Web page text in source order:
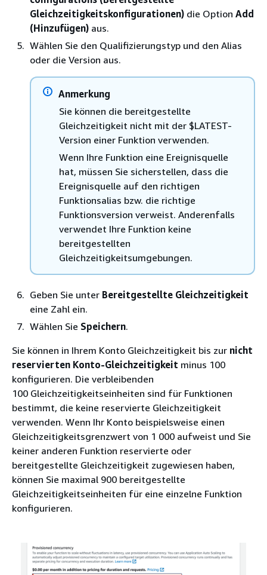
Gleichzeitigkeitskonfigurationen) die Option Add
(Hinzufügen) aus.
Wählen Sie den Qualifizierungstyp und den Alias
oder die Version aus.
Anmerkung
Sie können die bereitgestellte
Gleichzeitigkeit nicht mit der $LATEST-
Version einer Funktion verwenden.
Wenn Ihre Funktion eine Ereignisquelle
hat, müssen Sie sicherstellen, dass die
Ereignisquelle auf den richtigen
Funktionsalias bzw. die richtige
Funktionsversion verweist. Anderenfalls
verwendet Ihre Funktion keine
bereitgestellten
Gleichzeitigkeitsumgebungen.
Geben Sie unter Bereitgestellte Gleichzeitigkeit
eine Zahl ein.
Wählen Sie Speichern.
Sie können in Ihrem Konto Gleichzeitigkeit bis zur nicht
reservierten Konto-Gleichzeitigkeit minus 100
konfigurieren. Die verbleibenden
100 Gleichzeitigkeitseinheiten sind für Funktionen
bestimmt, die keine reservierte Gleichzeitigkeit
verwenden. Wenn Ihr Konto beispielsweise einen
Gleichzeitigkeitsgrenzwert von 1 000 aufweist und Sie
keiner anderen Funktion reservierte oder
bereitgestellte Gleichzeitigkeit zugewiesen haben,
können Sie maximal 900 bereitgestellte
Gleichzeitigkeitseinheiten für eine einzelne Funktion
konfigurieren.